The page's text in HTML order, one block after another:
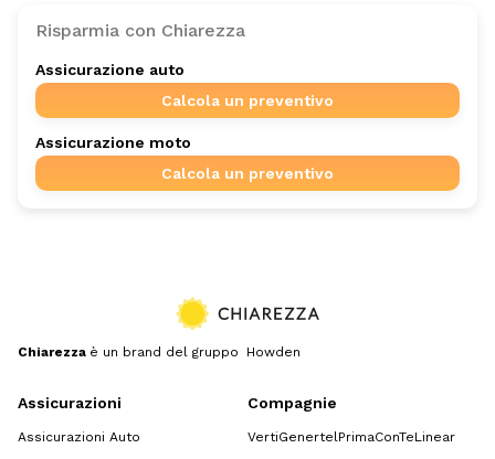
Risparmia con Chiarezza
Assicurazione auto
Calcola un preventivo
Assicurazione moto
Calcola un preventivo
Chiarezza è un brand del gruppo Howden
Assicurazioni
Assicurazioni Auto
Compagnie
VertiGenertelPrimaConTeLinear